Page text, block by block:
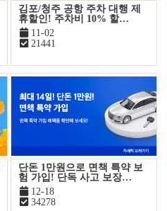
김포/청주 공항 주차 대행 제
휴할인! 주차비 10% 할…
11-02
21441
단돈 1만원으로 면책 특약 보
험 가입! 단독 사고 보장…
12-18
34278